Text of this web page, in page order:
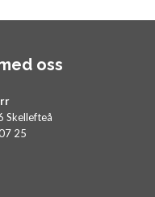
oss
Skellefteå
25